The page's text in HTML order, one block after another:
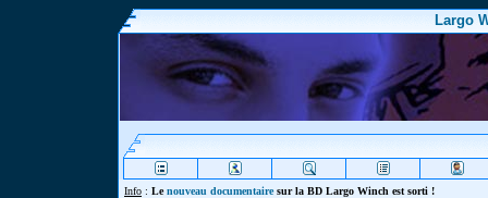
Largo
Info : Lenouveau documentairesur la BD Largo Winch est sorti !